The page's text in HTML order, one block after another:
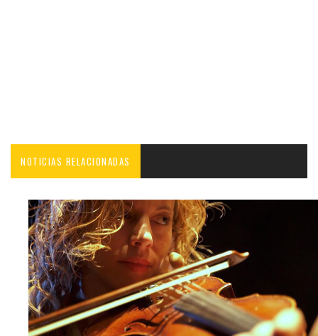
NOTICIAS RELACIONADAS